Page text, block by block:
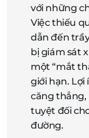
với những
Việc thiếu
dẫn đến
bị giám sát
một “mắt
giới hạn. Lợi
căng thẳng,
tuyệt đối
đường.